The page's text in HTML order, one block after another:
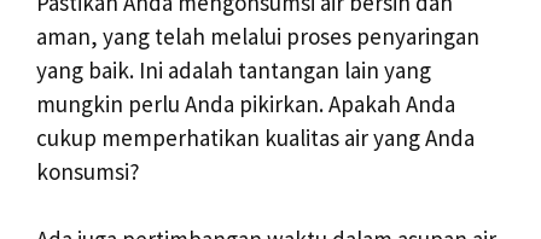
aman, yang telah melalui proses penyaringan
yang baik. Ini adalah tantangan lain yang
mungkin perlu Anda pikirkan. Apakah Anda
cukup memperhatikan kualitas air yang Anda
konsumsi?